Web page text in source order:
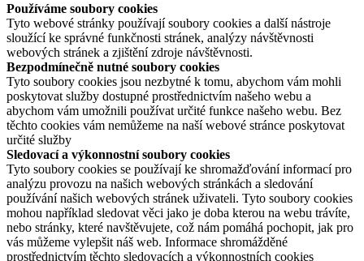
Používáme soubory cookies
Tyto webové stránky používají soubory cookies a další nástroje
sloužící ke správné funkčnosti stránek, analýzy návštěvnosti
webových stránek a zjištění zdroje návštěvnosti.
Bezpodmínečně nutné soubory cookies
Tyto soubory cookies jsou nezbytné k tomu, abychom vám mohli
poskytovat služby dostupné prostřednictvím našeho webu a
abychom vám umožnili používat určité funkce našeho webu. Bez
těchto cookies vám nemůžeme na naší webové stránce poskytovat
určité služby
Sledovací a výkonnostní soubory cookies
Tyto soubory cookies se používají ke shromažďování informací pro
analýzu provozu na našich webových stránkách a sledování
používání našich webových stránek uživateli. Tyto soubory cookies
mohou například sledovat věci jako je doba kterou na webu trávíte,
nebo stránky, které navštěvujete, což nám pomáhá pochopit, jak pro
vás můžeme vylepšit náš web. Informace shromážděné
prostřednictvím těchto sledovacích a výkonnostních cookies